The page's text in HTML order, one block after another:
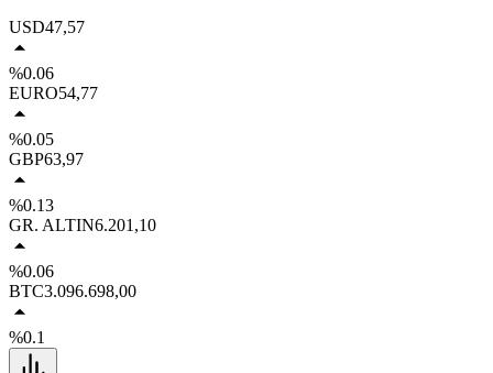
USD47,57
%0.06
EURO54,77
%0.05
GBP63,97
%0.13
GR. ALTIN6.201,10
%0.06
BTC3.096.698,00
%0.1